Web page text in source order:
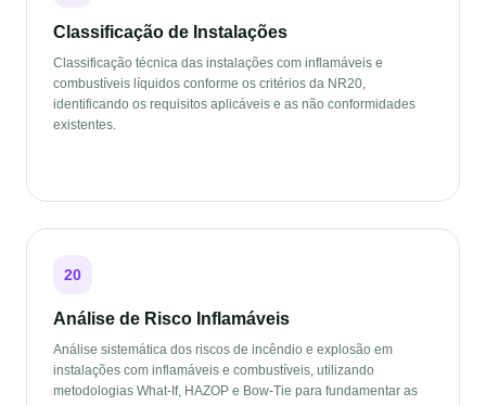
Classificação de Instalações
Classificação técnica das instalações com inflamáveis e
combustíveis líquidos conforme os critérios da NR20,
identificando os requisitos aplicáveis e as não conformidades
existentes.
20
Análise de Risco Inflamáveis
Análise sistemática dos riscos de incêndio e explosão em
instalações com inflamáveis e combustíveis, utilizando
metodologias What-If, HAZOP e Bow-Tie para fundamentar as